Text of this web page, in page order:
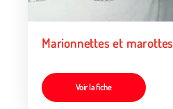
Marionnettes et marottes
Voir la fiche